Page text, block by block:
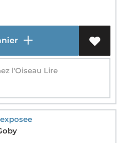
l'Oiseau Lire